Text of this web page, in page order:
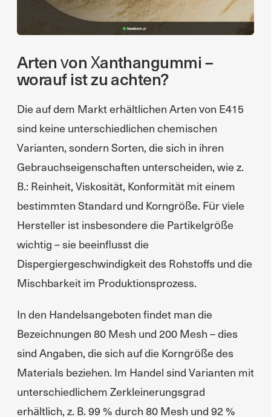
Arten von Xanthangummi –
worauf ist zu achten?
Die auf dem Markt erhältlichen Arten von E415
sind keine unterschiedlichen chemischen
Varianten, sondern Sorten, die sich in ihren
Gebrauchseigenschaften unterscheiden, wie z.
B.: Reinheit, Viskosität, Konformität mit einem
bestimmten Standard und Korngröße. Für viele
Hersteller ist insbesondere die Partikelgröße
wichtig – sie beeinflusst die
Dispergiergeschwindigkeit des Rohstoffs und die
Mischbarkeit im Produktionsprozess.
In den Handelsangeboten findet man die
Bezeichnungen 80 Mesh und 200 Mesh – dies
sind Angaben, die sich auf die Korngröße des
Materials beziehen. Im Handel sind Varianten mit
unterschiedlichem Zerkleinerungsgrad
erhältlich, z. B. 99 % durch 80 Mesh und 92 %